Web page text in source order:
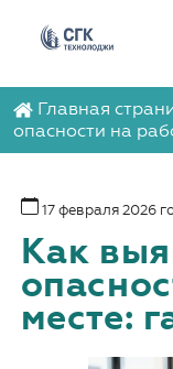
Главная
опасности на
17 февраля 2026
Как
месте: